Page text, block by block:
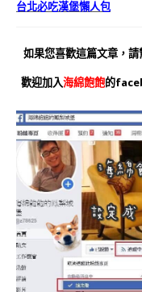
台北必吃漢堡懶人包
如果您喜歡這篇文章，請
歡迎加入海綿飽飽的